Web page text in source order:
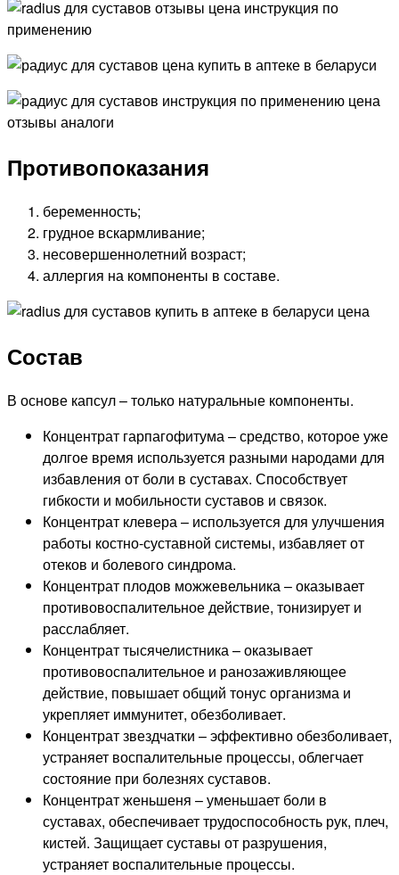
Противопоказания
беременность;
грудное вскармливание;
несовершеннолетний возраст;
аллергия на компоненты в составе.
Состав
В основе капсул – только натуральные компоненты.
Концентрат гарпагофитума – средство, которое уже
долгое время используется разными народами для
избавления от боли в суставах. Способствует
гибкости и мобильности суставов и связок.
Концентрат клевера – используется для улучшения
работы костно-суставной системы, избавляет от
отеков и болевого синдрома.
Концентрат плодов можжевельника – оказывает
противовоспалительное действие, тонизирует и
расслабляет.
Концентрат тысячелистника – оказывает
противовоспалительное и ранозаживляющее
действие, повышает общий тонус организма и
укрепляет иммунитет, обезболивает.
Концентрат звездчатки – эффективно обезболивает,
устраняет воспалительные процессы, облегчает
состояние при болезнях суставов.
Концентрат женьшеня – уменьшает боли в
суставах, обеспечивает трудоспособность рук, плеч,
кистей. Защищает суставы от разрушения,
устраняет воспалительные процессы.